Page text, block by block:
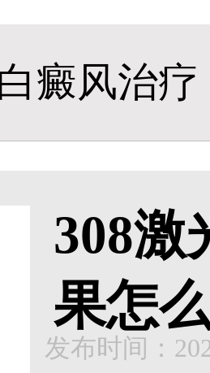
癜风治疗
308激
果怎
发布时间：